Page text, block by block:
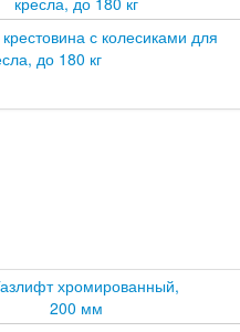
с колесиками для
до 180 кг